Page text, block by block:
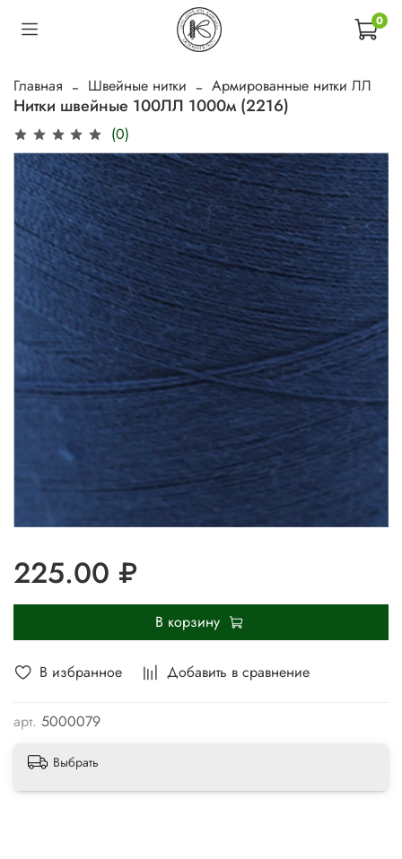
0
Главная Швейные нитки Армированные нитки ЛЛ
Нитки швейные 100ЛЛ 1000м (2216)
(0)
В избранное Добавить в сравнение
арт. 5000079
225.00 ₽
В корзину
Выбрать